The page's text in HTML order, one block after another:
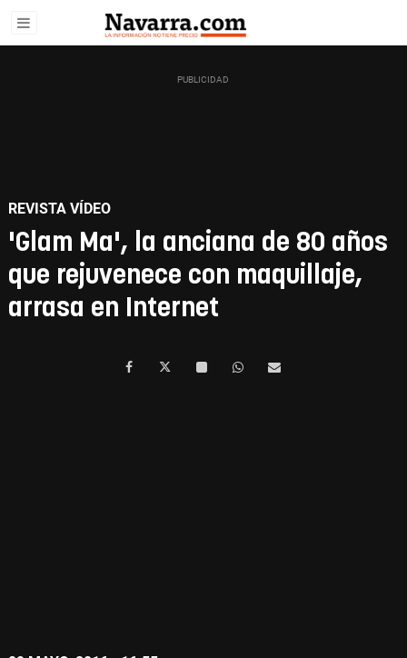
REVISTA VÍDEO
'Glam Ma', la anciana de 80 años
que rejuvenece con maquillaje,
arrasa en Internet